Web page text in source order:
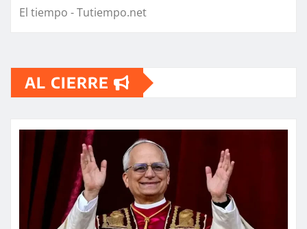
El tiempo - Tutiempo.net
AL CIERRE